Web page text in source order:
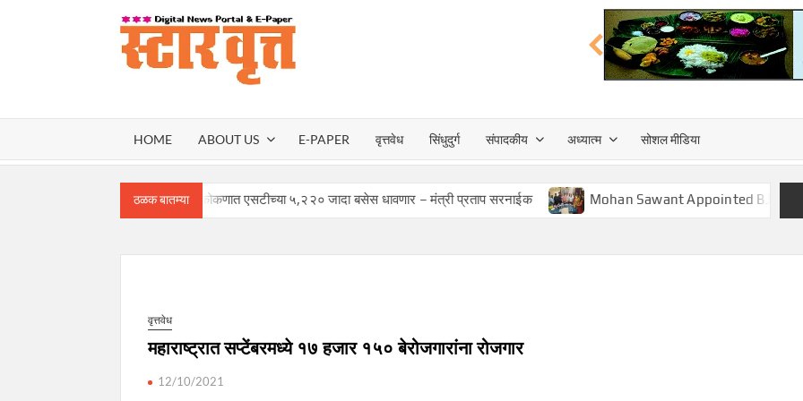
STAR
VRUTTA
HOME ABOUT US E-PAPER वृत्तवेध सिंधुदुर्ग संपादकीय अध्यात्म सोशल मीडिया
ठळक बातम्या
गौरी-गणपतीसाठी कोकणात एसटीच्या ५,२२० जादा बसेस धावणार – मंत्री प्रताप सरनाईक Mohan Sawant Appointed BJP Cooperative
वृत्तवेध
महाराष्ट्रात सप्टेंबरमध्ये १७ हजार १५० बेरोजगारांना रोजगार
12/10/2021